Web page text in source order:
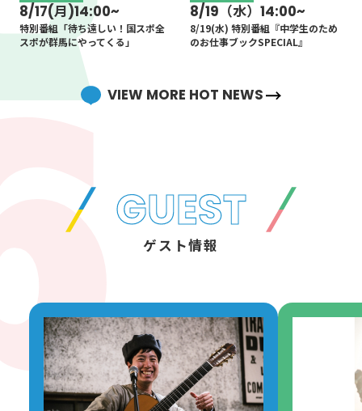
17:55
スポーツニュース
18:00
中山秀征の夕焼けウォンチ
19:00
NEWS
アーティスト・プロデュー
ン
milet
19:55
20:00
NEWS
8/17(月)14:00~
特別番組「待ち遠しい！国スポ全
スポが群馬にやってくる」
8/19（水）14:00~
8/19(水) 特別番組『中学生のため
のお仕事ブックSPECIAL』
バカタオル2026
特別番組｢NOTICE～Ivy to
Fraudulent Game SPECIAL 」
OA！
VIEW MORE HOT NEWS
GUEST
ゲスト情報